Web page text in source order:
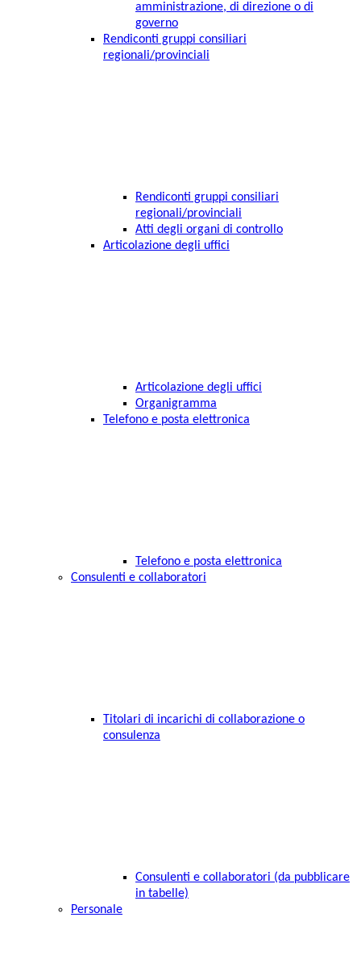
amministrazione, di direzione o di
governo
Rendiconti gruppi consiliari
regionali/provinciali
Rendiconti gruppi consiliari
regionali/provinciali
Atti degli organi di controllo
Articolazione degli uffici
Articolazione degli uffici
Organigramma
Telefono e posta elettronica
Telefono e posta elettronica
Consulenti e collaboratori
Titolari di incarichi di collaborazione o
consulenza
Consulenti e collaboratori (da pubblicare
in tabelle)
Personale